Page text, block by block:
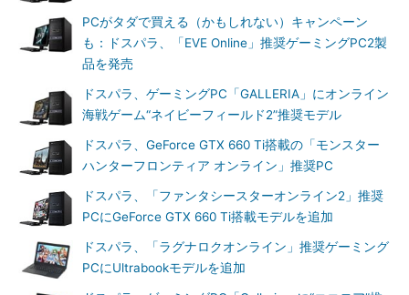
PCがタダで買える（かもしれない）キャンペーン
も：ドスパラ、「EVE Online」推奨ゲーミングPC2製
品を発売
ドスパラ、ゲーミングPC「GALLERIA」にオンライン
海戦ゲーム“ネイビーフィールド2”推奨モデル
ドスパラ、GeForce GTX 660 Ti搭載の「モンスター
ハンターフロンティア オンライン」推奨PC
ドスパラ、「ファンタシースターオンライン2」推奨
PCにGeForce GTX 660 Ti搭載モデルを追加
ドスパラ、「ラグナロクオンライン」推奨ゲーミング
PCにUltrabookモデルを追加